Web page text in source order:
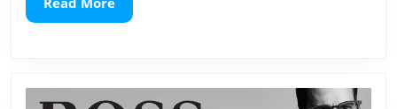
More